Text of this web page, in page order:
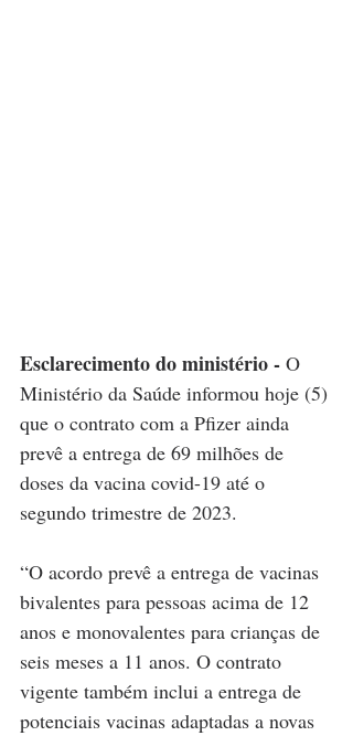
Esclarecimento do ministério - O
Ministério da Saúde informou hoje (5)
que o contrato com a Pfizer ainda
prevê a entrega de 69 milhões de
doses da vacina covid-19 até o
segundo trimestre de 2023.
“O acordo prevê a entrega de vacinas
bivalentes para pessoas acima de 12
anos e monovalentes para crianças de
seis meses a 11 anos. O contrato
vigente também inclui a entrega de
potenciais vacinas adaptadas a novas